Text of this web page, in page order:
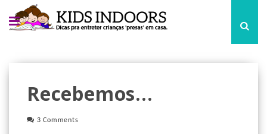
Recebemos...
3 Comments